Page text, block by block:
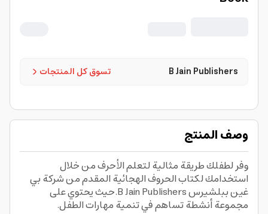
تسوق كل المنتجات B Jain Publishers
وصف المنتج
وفر لطفلك طريقة مثالية لتعلم الأحرف من خلال
استخدامك لكتاب الحروف الهجائية المقدم من شركة بي
غين ببلشيرس B Jain Publishers.حيث يحتوي على
مجموعة أنشطة تساهم في تنمية مهارات الطفل.